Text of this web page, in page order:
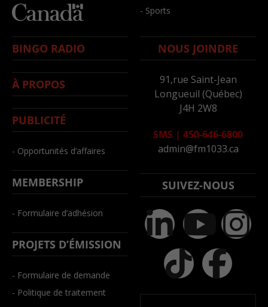
- Sports
BINGO RADIO
À PROPOS
PUBLICITÉ
- Opportunités d’affaires
MEMBERSHIP
- Formulaire d’adhésion
PROJETS D’ÉMISSION
- Formulaire de demande
- Politique de traitement
NOUS JOINDRE
91,rue Saint-Jean
Longueuil (Québec)
J4H 2W8
SMS | 450-646-6800
admin@fm1033.ca
SUIVEZ-NOUS